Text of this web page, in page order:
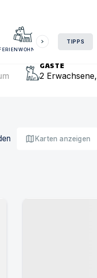
FERIENWOHNUNG
TIPPS
GÄSTE
2 Erwachsene,
mapKarten anzeigen